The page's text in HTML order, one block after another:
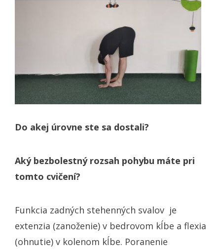
Do akej úrovne ste sa dostali?
Aký bezbolestný rozsah pohybu máte pri
tomto cvičení?
Funkcia zadných stehenných svalov je
extenzia (zanoženie) v bedrovom kĺbe a flexia
(ohnutie) v kolenom kĺbe. Poranenie